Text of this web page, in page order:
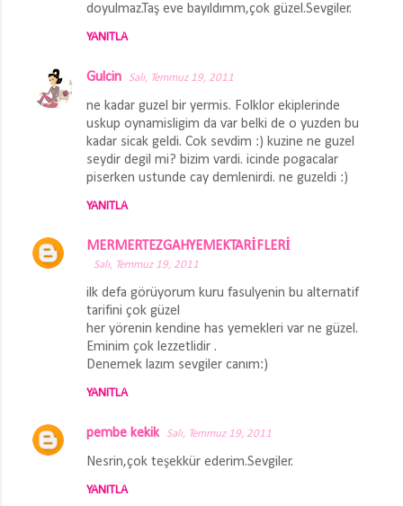
doyulmaz.Taş eve bayıldımm,çok güzel.Sevgiler.
YANITLA
Gulcin Salı, Temmuz 19, 2011
ne kadar guzel bir yermis. Folklor ekiplerinde
uskup oynamisligim da var belki de o yuzden bu
kadar sicak geldi. Cok sevdim :) kuzine ne guzel
seydir degil mi? bizim vardi. icinde pogacalar
piserken ustunde cay demlenirdi. ne guzeldi :)
YANITLA
MERMERTEZGAHYEMEKTARİFLERİ
Salı, Temmuz 19, 2011
ilk defa görüyorum kuru fasulyenin bu alternatif
tarifini çok güzel
her yörenin kendine has yemekleri var ne güzel.
Eminim çok lezzetlidir .
Denemek lazım sevgiler canım:)
YANITLA
pembe kekik Salı, Temmuz 19, 2011
Nesrin,çok teşekkür ederim.Sevgiler.
YANITLA